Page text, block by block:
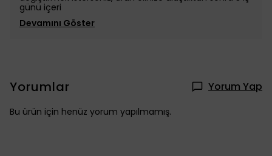
günü içeri
Devamını Göster
Yorumlar Yorum Yap
Bu ürün için henüz yorum yapılmamış.